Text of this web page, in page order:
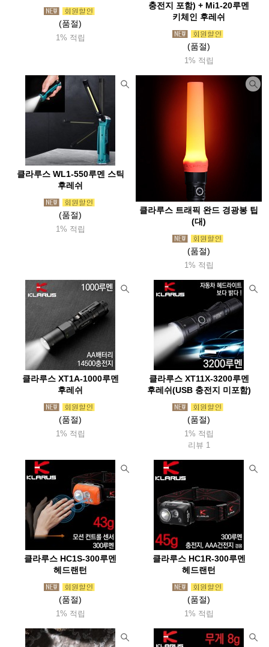
에너자이저(Energizer) 에버뉴(Evernew) 에블린
에코소울라이프(Ecosoul) 에버하드괴벨(Eberhard)
엠에스알(Msr)
엠엔더블유 (MNW) 오디고캠프 오들로 오리지널 스와트
오르트립(Ortlieb) 오버보드(Overboard)
아웃도어리서치(Or) 오클리(Oakley)
오터박스(Otterbox) 오피넬(Opinel) 오엠엠(Omm)
와버넷(Warbonnet) 울파워(Woolpower) 울리치(Woolrich)
위드기어 윈드익스트림(WX) 유니프레임(Uniflame)
유나이티드커틀러리(Uc) 유나이티드바이블루(Ubb)
유와이레드 24bottles
이정시스템(Lsystem)
e프랑티스(Efrantis)
익스트리미티즈(Extremities) 인도솔(Indosole)
위그암(Wigwam) 윈체스터(Winchester)
윙커(Wicker) 워터쉐드(Watershed) 윌도(Willdo)
자누(Jannu) 잠스트(Zamst) 점비스(Gumbes)
제로그램(Zerogram) 제이알기어(Jrgear)
젬파이어(Zempire) 조지루시 주퍼조지알
지에스아이(Gsioutdoor)
지포(Zippo) 체먹(Chammock) 첨스(Chums) 치키(Cheeki)
카라신(Characin) 카멜백(Camelbak) 카부(Kavu)
카이도(Kaido) 카즈미(Kzm) 카포(Capo) 커쇼(Kershaw)
캠핑랩 캠프라인(Campline) 캡틴스태그(Captainstag)
케이바(Kabar) 켈리램프 코멕스(Komax) 코베아(Kovea)
코쿤(Cocoon) 콘도르(Condor) 콜드스틸(Coldsteel)
쿨라(Coola) 쿨체인지 클라이밋(Klymit)
클라루스(Klarrus) 클라터뮤젠(Klattermusen)
클린켄틴(Kleankanteen) 쿠필카 키녹스 타라고(Taraago)
(품절)
1% 적립
충전지 포함) + Mi1-20루멘
키체인 후레쉬
(품절)
1% 적립
클라루스 WL1-550루멘 스틱
후레쉬
(품절)
1% 적립
클라루스 트래픽 완드 경광봉 팁
(대)
(품절)
1% 적립
클라루스 XT1A-1000루멘
후레쉬
(품절)
1% 적립
클라루스 XT11X-3200루멘
후레쉬(USB 충전지 미포함)
(품절)
1% 적립
리뷰 1
클라루스 HC1S-300루멘
헤드랜턴
(품절)
1% 적립
클라루스 HC1R-300루멘
헤드랜턴
(품절)
1% 적립